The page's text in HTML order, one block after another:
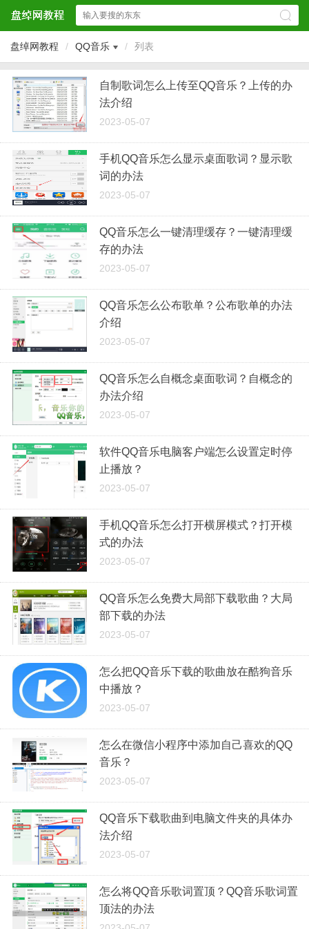
盘绰网教程 / QQ音乐 / 列表
自制歌词怎么上传至QQ音乐？上传的办
法介绍
2023-05-07
手机QQ音乐怎么显示桌面歌词？显示歌
词的办法
2023-05-07
QQ音乐怎么一键清理缓存？一键清理缓
存的办法
2023-05-07
QQ音乐怎么公布歌单？公布歌单的办法
介绍
2023-05-07
QQ音乐怎么自概念桌面歌词？自概念的
办法介绍
2023-05-07
软件QQ音乐电脑客户端怎么设置定时停
止播放？
2023-05-07
手机QQ音乐怎么打开横屏模式？打开模
式的办法
2023-05-07
QQ音乐怎么免费大局部下载歌曲？大局
部下载的办法
2023-05-07
怎么把QQ音乐下载的歌曲放在酷狗音乐
中播放？
2023-05-07
怎么在微信小程序中添加自己喜欢的QQ
音乐？
2023-05-07
QQ音乐下载歌曲到电脑文件夹的具体办
法介绍
2023-05-07
怎么将QQ音乐歌词置顶？QQ音乐歌词置
顶法的办法